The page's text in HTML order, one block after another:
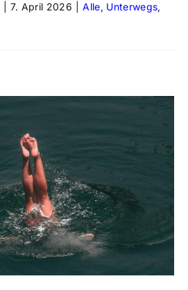
7. April 2026 Alle, Unterwegs,